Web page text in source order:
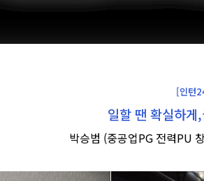
[인턴
일할 땐 확실하게
박승범 (중공업PG 전력PU